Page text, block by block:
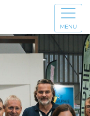
MENU